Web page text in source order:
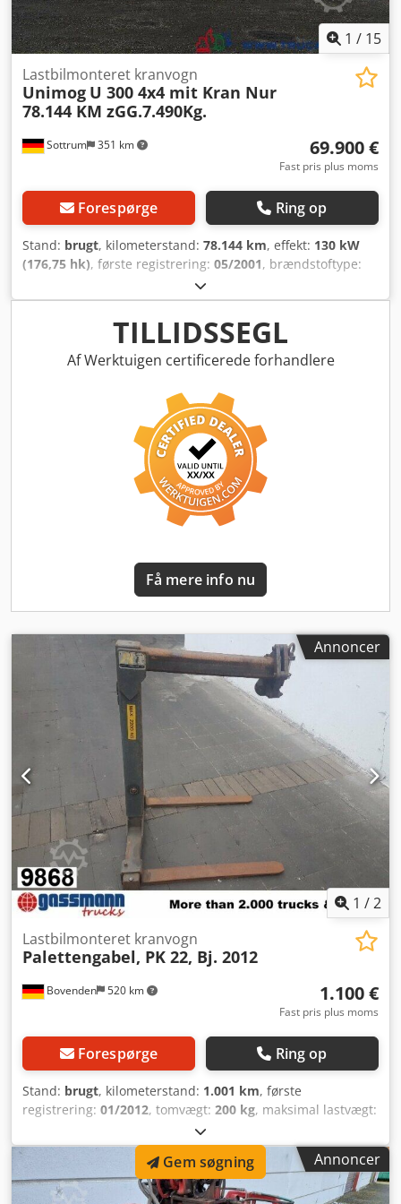
RUMÆNSK (Vi ordner alle formaliteter i forbindelse med
eksport, inklusive nummerplade) RADEK – ????? : 40078
1 / 15
Sottrum 351 km
Lastbilmonteret kranvogn
Unimog U 300 4x4 mit Kran Nur
78.144 KM zGG.7.490Kg.
69.900 €
Fast pris plus moms
Forespørge Ring op
Stand: brugt, kilometerstand: 78.144 km, effekt: 130 kW
(176,75 hk), første registrering: 05/2001, brændstoftype:
, maksimal lastvægt:
samlet vægt:7.490 kg, akslekonfiguration:4x4,
3.000 mm , bremser:motorbremsning
anden, geartype:anden, emissionsklasse:
, antal sæder:2, længde af lastrum:1.800 mm,
differentialespær, firehjulstræk, kabine,
, * Tysk køretøj * Fra første ejer * Stand,
se billeder * Hiab-kran * Fjernbetjening * Grøn
miljømærkat takket være partikelfilter (DPF) * Kranens
løftekapacitet: 3.050 kg ved 2,10 m * Krans længde 6,90 m
= 900 kg Dedpfxovhqxuo Acyjck * 5,10 m = 1.220 kg * 3,50
m = 1.800 kg * 5. og 6. styrekreds * Terrændæk * 4-vejs
hydrauliske støtteben * Ladmål: 1,80 m x 2,20 m x 0,40 m *
Anhængertræk * Klimaanlæg * Opvarmede spejle * ABS *
Motorbremse * Luftaffjedret komfortførersæde *
ønskes, fremsender vi gerne et tilbud fra vores partner-
værksteder. Vores tilbud er som udgangspunkt UDEN nyt
TÜV-syn, uden ny DGUV-inspektion, uden ny SP, uden ny
UVV. Yderligere lastbiler kan findes på vores hjemmeside
under Vi taler følgende sprog: tysk, engelsk, polsk, tyrkisk
Bemærk: Vi tilbyder og anbefaler kraftigt en besigtigelse og
kontrol af varen, så køber ikke får forkerte forestillinger om
stand og egnethed. Besigtigelse og prøvekørsel er til
enhver tid muligt efter aftale og udtrykkeligt ønsket fra
vores side. Alle oplysninger gives uden garanti. Der tages
ikke ansvar for fejl eller forkerte oplysninger i tilbuddet.
Køber er forpligtet til selvstændigt at overbevise sig om
varens/køretøjets stand og udstyr. Ændringer, mellemsalg
og fejl forbeholdes.
TILLIDSSEGL
Af Werktuigen certificerede forhandlere
Få mere info nu
Annoncer
1 /2
Bovenden 520 km
Lastbilmonteret kranvogn
Palettengabel, PK 22, Bj. 2012
1.100 €
Fast pris plus moms
Forespørge Ring op
Stand: brugt, kilometerstand: 1.001 km, første
registrering: 01/2012, tomvægt: 200 kg, maksimal lastvægt:
2.400 kg
anden, geartype:anden, løftekapacitet:2.200 kg,
Køretøjets placering: Bovenden, mekanisk højdejusterbar
pallegaffel, gaffellængde 988 mm, indvendig højde 1.200
Annoncer
Gem søgning